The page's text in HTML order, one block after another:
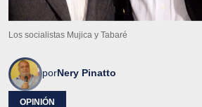
Los socialistas Mujica y Tabaré
porNery Pinatto
OPINIÓN